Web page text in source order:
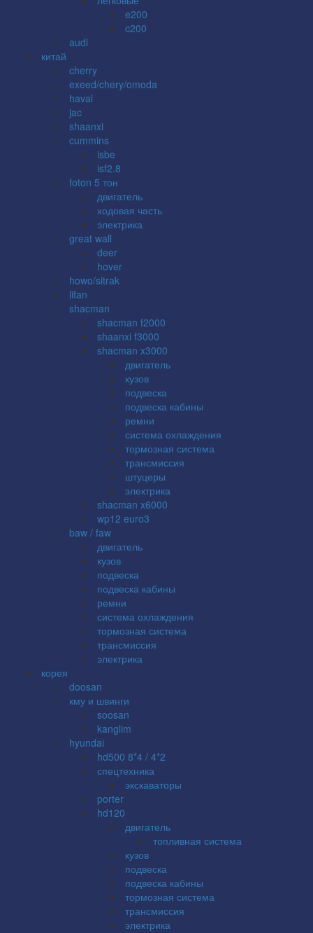
e200
c200
audi
китай
cherry
exeed/chery/omoda
haval
jac
shaanxi
cummins
isbe
isf2.8
foton 5 тон
двигатель
ходовая часть
электрика
great wall
deer
hover
howo/sitrak
lifan
shacman
shacman f2000
shaanxi f3000
shacman x3000
двигатель
кузов
подвеска
подвеска кабины
ремни
система охлаждения
тормозная система
трансмиссия
штуцеры
электрика
shacman x6000
wp12 euro3
baw / faw
двигатель
кузов
подвеска
подвеска кабины
ремни
система охлаждения
тормозная система
трансмиссия
электрика
корея
doosan
кму и швинги
soosan
kanglim
hyundai
hd500 8*4 / 4*2
спецтехника
экскаваторы
porter
hd120
двигатель
топливная система
кузов
подвеска
подвеска кабины
тормозная система
трансмиссия
электрика